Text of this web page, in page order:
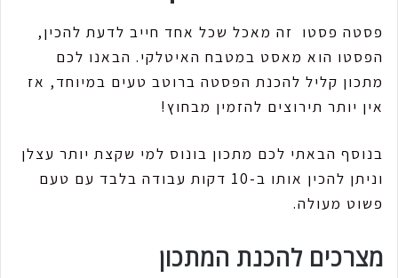
פסטה פסטו זה מאכל שכל אחד חייב לדעת להכין,
הפסטו הוא מאסט במטבח האיטלקי. הבאנו לכם
מתכון קליל להכנת הפסטה ברוטב טעים במיוחד, אז
אין יותר תירוצים להזמין מבחוץ!
בנוסף הבאתי לכם מתכון בונוס למי שקצת יותר עצלן
וניתן להכין אותו ב-10 דקות עבודה בלבד עם טעם
פשוט מעולה.
מצרכים להכנת המתכון